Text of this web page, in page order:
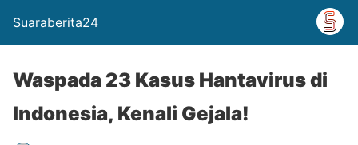
Suaraberita24
Waspada 23 Kasus Hantavirus di
Indonesia, Kenali Gejala!